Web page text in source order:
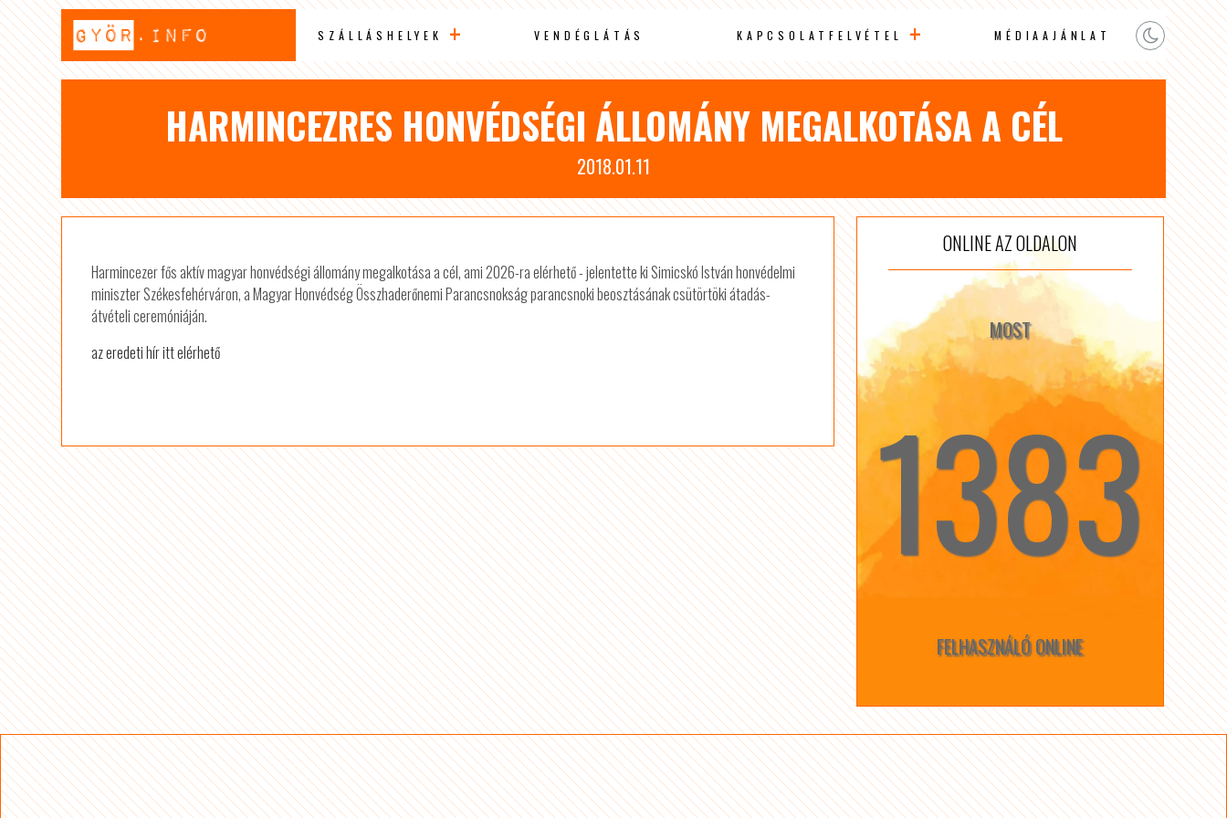
SZÁLLÁSHELYEK VENDÉGLÁTÁS KAPCSOLATFELVÉTEL MÉDIAAJÁNLAT
HARMINCEZRES HONVÉDSÉGI ÁLLOMÁNY MEGALKOTÁSA A CÉL
2018.01.11
Harmincezer fős aktív magyar honvédségi állomány megalkotása a cél, ami 2026-ra elérhető - jelentette ki Simicskó István honvédelmi
miniszter Székesfehérváron, a Magyar Honvédség Összhaderőnemi Parancsnokság parancsnoki beosztásának csütörtöki átadás-
átvételi ceremóniáján.
az eredeti hír itt elérhető
ONLINE AZ OLDALON
MOST
☆ 1383 ☆
FELHASZNÁLÓ ONLINE